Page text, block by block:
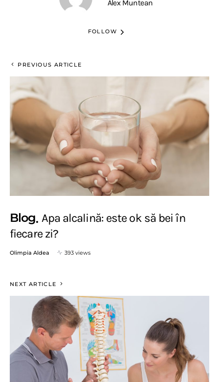
Alex Muntean
FOLLOW
PREVIOUS ARTICLE
Blog Apa alcalină: este ok să bei în
fiecare zi?
Olimpia Aldea 393 views
NEXT ARTICLE